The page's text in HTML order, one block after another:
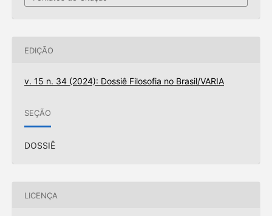
EDIÇÃO
v. 15 n. 34 (2024): Dossiê Filosofia no Brasil/VARIA
SEÇÃO
DOSSIÊ
LICENÇA